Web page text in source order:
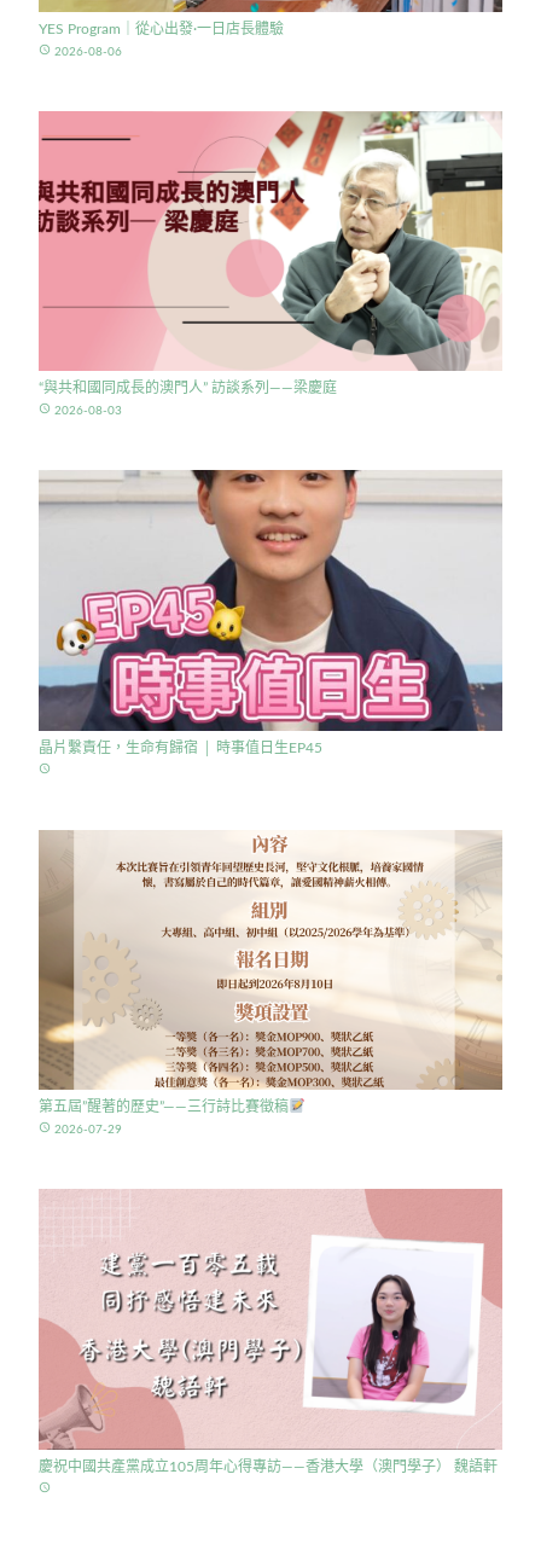
YES Program｜從心出發·一日店長體驗
access_time 2026-08-06
“與共和國同成長的澳門人” 訪談系列——梁慶庭
access_time 2026-08-03
晶片繫責任，生命有歸宿 │ 時事值日生EP45
access_time
第五屆”醒著的歷史”——三行詩比賽徵稿
access_time 2026-07-29
慶祝中國共產黨成立105周年心得專訪——香港大學（澳門學子） 魏語軒
access_time